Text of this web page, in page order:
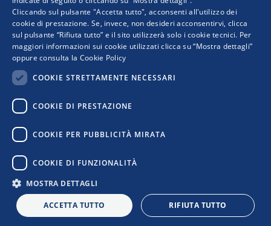
Progetto realizzato da:
I punti di vista e le opinioni espresse sono solo quelli degli autori e non riflettono
necessariamente quelli dell’Unione Europea o della Commissione Europea. Né l’Unione
Privacy Policy|Cookie Policy
Newsletter| Confindustria
Cliccando sul pulsante "Accetta tutto", acconsenti all'utilizzo dei
cookie di prestazione. Se, invece, non desideri acconsentirvi, clicca
sul pulsante “Rifiuta tutto” e il sito utilizzerà solo i cookie tecnici. Per
maggiori informazioni sui cookie utilizzati clicca su “Mostra dettagli”
oppure consulta la Cookie Policy
COOKIE STRETTAMENTE NECESSARI
COOKIE DI PRESTAZIONE
COOKIE PER PUBBLICITÀ MIRATA
COOKIE DI FUNZIONALITÀ
MOSTRA DETTAGLI
ACCETTA TUTTO RIFIUTA TUTTO